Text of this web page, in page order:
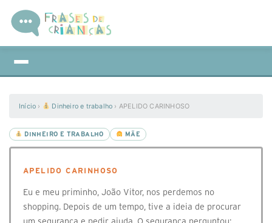
Início › Dinheiro e trabalho › APELIDO CARINHOSO
DINHEIRO E TRABALHO MÃE
APELIDO CARINHOSO
Eu e meu priminho, João Vitor, nos perdemos no
shopping. Depois de um tempo, tive a ideia de procurar